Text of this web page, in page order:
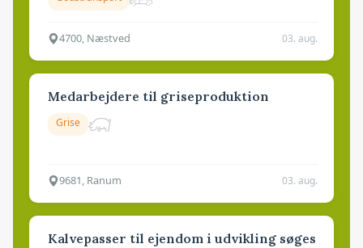
4700, Næstved 03. aug.
Medarbejdere til griseproduktion
Grise
9681, Ranum 03. aug.
Kalvepasser til ejendom i udvikling søges